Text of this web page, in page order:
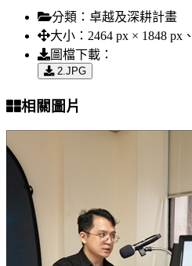
分類： 卓越及深耕計畫
大小： 2464 px × 1848 px
圖檔下載：
2.JPG
相關圖片